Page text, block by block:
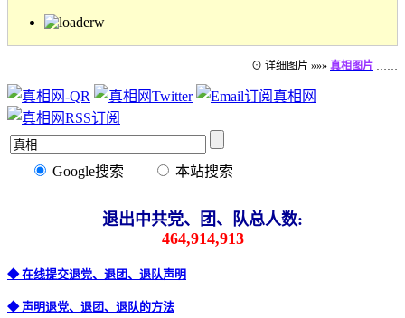
⊙ 详细图片 »»» 真相图片 ……
Google搜索 本站搜索
退出中共党、团、队总人数:
464,914,913
◆ 在线提交退党、退团、退队声明
◆ 声明退党、退团、退队的方法